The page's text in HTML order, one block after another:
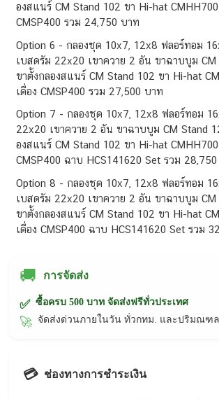
องสแนร์ CM Stand 102 ขา Hi-hat CMHH700
CMSP400 รวม 24,750 บาท
Option 6 - กลองชุด 10x7, 12x8 ฟลอร์ทอม
เบสดรัม 22x20 เขาควาย 2 อัน ขาฉาบบูม
ขาตั้งกลองสแนร์ CM Stand 102 ขา Hi-hat
เดื่อง CMSP400 รวม 27,500 บาท
Option 7 - กลองชุด 10x7, 12x8 ฟลอร์ทอม
22x20 เขาควาย 2 อัน ขาฉาบบูม CM Stand
องสแนร์ CM Stand 102 ขา Hi-hat CMHH700
CMSP400 ฉาบ HCS141620 Set รวม
Option 8 - กลองชุด 10x7, 12x8 ฟลอร์ทอม
เบสดรัม 22x20 เขาควาย 2 อัน ขาฉาบบูม
ขาตั้งกลองสแนร์ CM Stand 102 ขา Hi-hat
เดื่อง CMSP400 ฉาบ HCS141620 Set รวม
🚚 การจัดส่ง
✅ ซื้อครบ 500 บาท จัดส่งฟรีทั่วประเทศ
🚀 จัดส่งด่วนภายในวัน ทั่วกทม. และปริมณฑล
💳 ช่องทางการชำระเงิน